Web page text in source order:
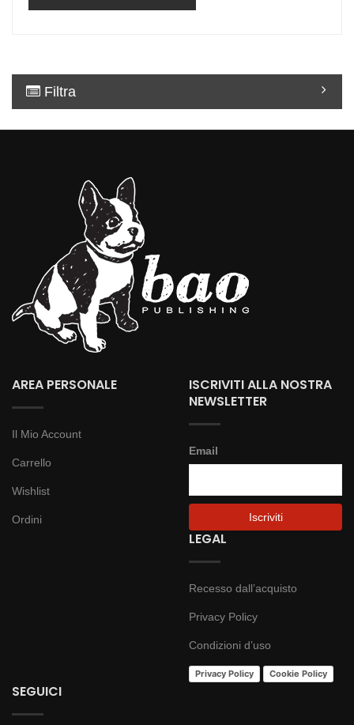
Filtra
AREA PERSONALE
Il Mio Account
Carrello
Wishlist
Ordini
ISCRIVITI ALLA NOSTRA
NEWSLETTER
Email
LEGAL
Recesso dall’acquisto
Privacy Policy
Condizioni d’uso
Privacy Policy Cookie Policy
SEGUICI